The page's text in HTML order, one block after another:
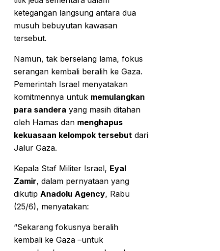
ketegangan langsung antara dua
musuh bebuyutan kawasan
tersebut.
Namun, tak berselang lama, fokus
serangan kembali beralih ke Gaza.
Pemerintah Israel menyatakan
komitmennya untuk memulangkan
para sandera yang masih ditahan
oleh Hamas dan menghapus
kekuasaan kelompok tersebut dari
Jalur Gaza.
Kepala Staf Militer Israel, Eyal
Zamir, dalam pernyataan yang
dikutip Anadolu Agency, Rabu
(25/6), menyatakan:
“Sekarang fokusnya beralih
kembali ke Gaza –untuk